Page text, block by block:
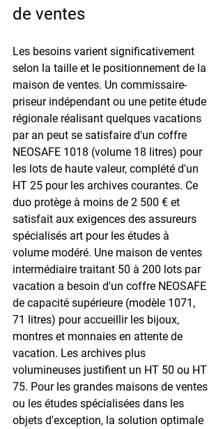
de ventes
Les besoins varient significativement
selon la taille et le positionnement de la
maison de ventes. Un commissaire-
priseur indépendant ou une petite étude
régionale réalisant quelques vacations
par an peut se satisfaire d'un coffre
NEOSAFE 1018 (volume 18 litres) pour
les lots de haute valeur, complété d'un
HT 25 pour les archives courantes. Ce
duo protège à moins de 2 500 € et
satisfait aux exigences des assureurs
spécialisés art pour les études à
volume modéré. Une maison de ventes
intermédiaire traitant 50 à 200 lots par
vacation a besoin d'un coffre NEOSAFE
de capacité supérieure (modèle 1071,
71 litres) pour accueillir les bijoux,
montres et monnaies en attente de
vacation. Les archives plus
volumineuses justifient un HT 50 ou HT
75. Pour les grandes maisons de ventes
ou les études spécialisées dans les
objets d'exception, la solution optimale